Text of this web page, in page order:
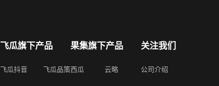
飞瓜旗下产品
飞瓜抖音 飞瓜品策
果集旗下产品
西瓜 云略
关注我们
公司介绍